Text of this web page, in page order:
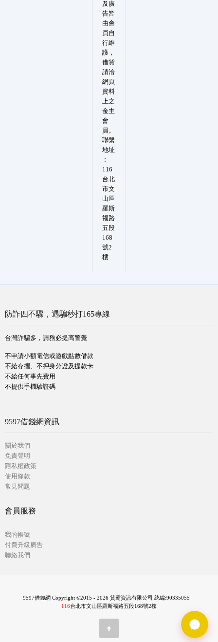
及廣
告皆
由會
員自
行維
護，
借貸
請洽
網頁
資料
上之
金主
會
員。
聯繫
地址
︰
116
台北
市文
山區
羅斯
福路
五段
168
號2
樓
防詐四不驟，遇騙秒打165專線
台灣詐騙多，請務必提高警覺
不申請小額電信或遊戲點數借款
不給存摺、不押身分證及提款卡
不給任何事先費用
不提供手機驗證碼
9597借錢網資訊
關於我們
免責聲明
隱私權政策
使用條款
常見問題
會員服務
我的帳號
付費升級廣告
聯絡我們
9597借錢網 Copyright ©2015 - 2026 貸霸資訊有限公司 統編:90335055
116台北市文山區羅斯福路五段168號2樓